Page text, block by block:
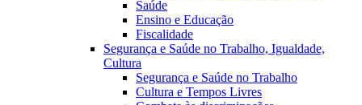
Saúde
Ensino e Educação
Fiscalidade
Segurança e Saúde no Trabalho, Igualdade,
Cultura
Segurança e Saúde no Trabalho
Cultura e Tempos Livres